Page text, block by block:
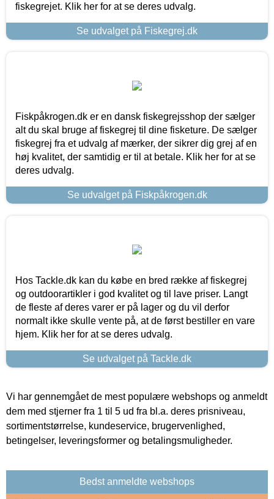
fiskegrejet. Klik her for at se deres udvalg.
Se udvalget på Fiskegrej.dk
Fiskpåkrogen.dk er en dansk fiskegrejsshop der sælger
alt du skal bruge af fiskegrej til dine fisketure. De sælger
fiskegrej fra et udvalg af mærker, der sikrer dig grej af en
høj kvalitet, der samtidig er til at betale. Klik her for at se
deres udvalg.
Se udvalget på Fiskpåkrogen.dk
Hos Tackle.dk kan du købe en bred række af fiskegrej
og outdoorartikler i god kvalitet og til lave priser. Langt
de fleste af deres varer er på lager og du vil derfor
normalt ikke skulle vente på, at de først bestiller en vare
hjem. Klik her for at se deres udvalg.
Se udvalget på Tackle.dk
Vi har gennemgået de mest populære webshops og anmeldt
dem med stjerner fra 1 til 5 ud fra bl.a. deres prisniveau,
sortimentstørrelse, kundeservice, brugervenlighed,
betingelser, leveringsformer og betalingsmuligheder.
Bedst anmeldte webshops